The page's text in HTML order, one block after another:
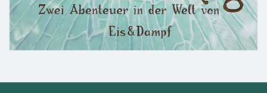
Post navigation